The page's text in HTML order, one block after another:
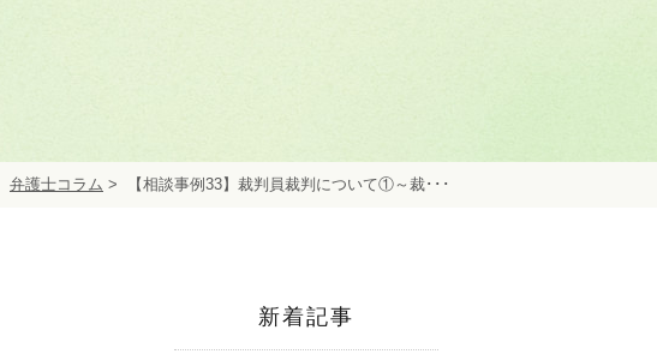
弁護士コラム > 【相談事例33】裁判員裁判について①～裁･･･
新着記事